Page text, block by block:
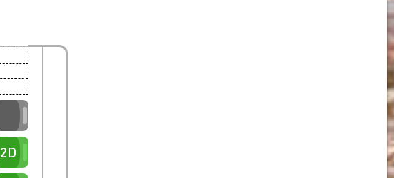
2D